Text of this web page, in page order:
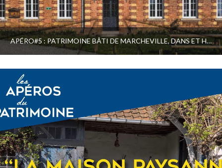
APÉRO#5 : PATRIMOINE BÂTI DE MARCHEVILLE, DANS ET HORS LES MURS